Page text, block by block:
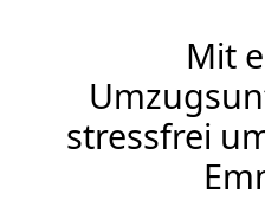
Mit
stressfrei